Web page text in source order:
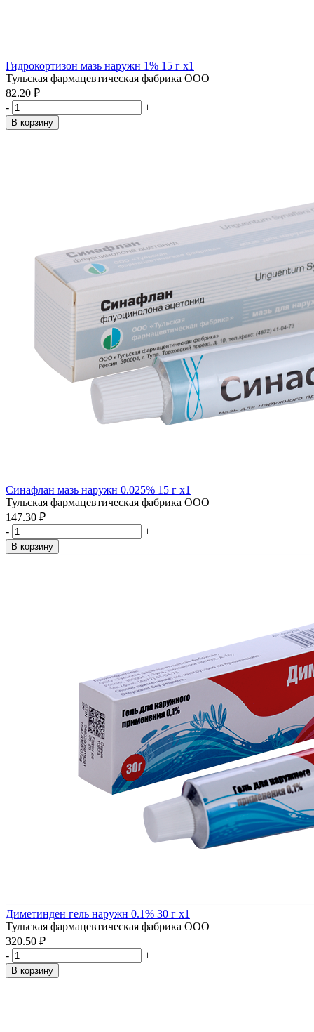
Гидрокортизон мазь наружн 1% 15 г x1
Тульская фармацевтическая фабрика ООО
82.20 ₽
-
+
В корзину
Синафлан мазь наружн 0.025% 15 г x1
Тульская фармацевтическая фабрика ООО
147.30 ₽
-
+
В корзину
Диметинден гель наружн 0.1% 30 г x1
Тульская фармацевтическая фабрика ООО
320.50 ₽
-
+
В корзину